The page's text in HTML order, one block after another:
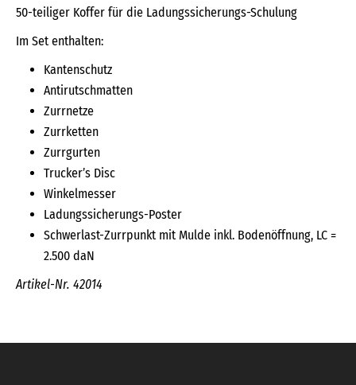
50-teiliger Koffer für die Ladungssicherungs-Schulung
Im Set enthalten:
Kantenschutz
Antirutschmatten
Zurrnetze
Zurrketten
Zurrgurten
Trucker’s Disc
Winkelmesser
Ladungssicherungs-Poster
Schwerlast-Zurrpunkt mit Mulde inkl. Bodenöffnung, LC =
2.500 daN
Artikel-Nr. 42014